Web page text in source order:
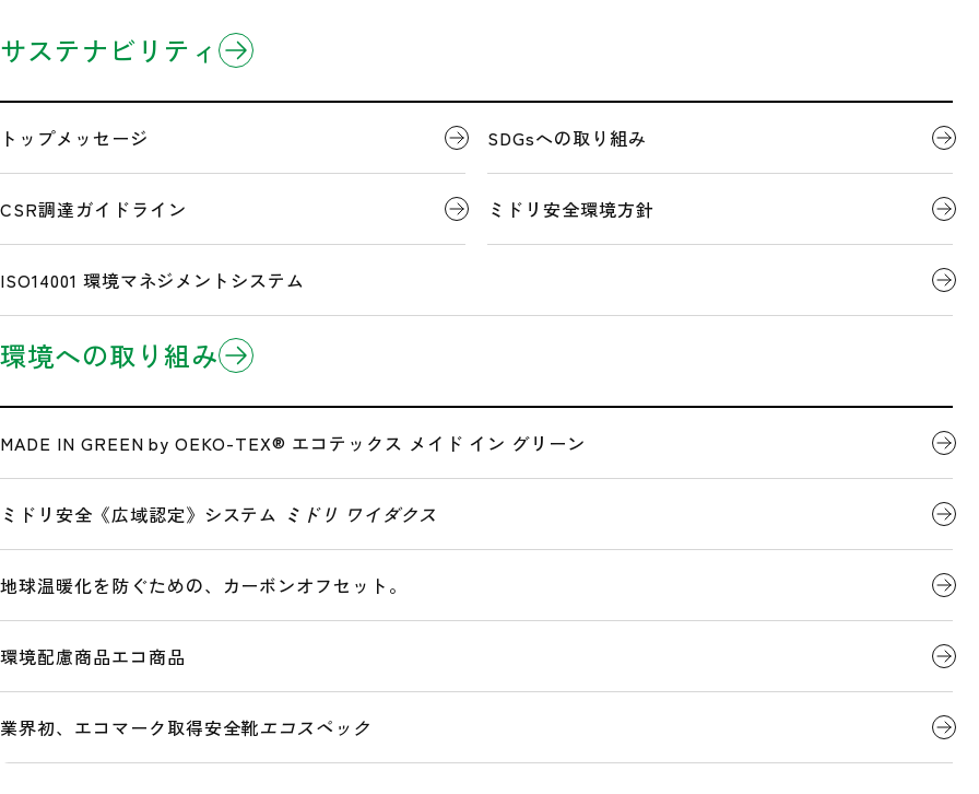
企業情報
3分でわかるミドリ安全 代表者ごあいさつ
企業理念 会社概要
沿革
広告・メディア情報
製品情報
製品のお知らせ 製品について
Eコマース/EDI(電子商取引) デジタルカタログ
研究開発
開発事例
サステナビリティ
トップメッセージ SDGsへの取り組み
CSR調達ガイドライン ミドリ安全環境方針
ISO14001 環境マネジメントシステム
環境への取り組み
MADE IN GREEN by OEKO-TEX® エコテックス メイド イン グリーン
ミドリ安全《広域認定》システム ミドリ ワイダクス
地球温暖化を防ぐための、カーボンオフセット。
環境配慮商品エコ商品
業界初、エコマーク取得安全靴エコスペック
全国営業拠点一覧
LOCATIONS
ミドリ安全北海道(株) 釧路営業所